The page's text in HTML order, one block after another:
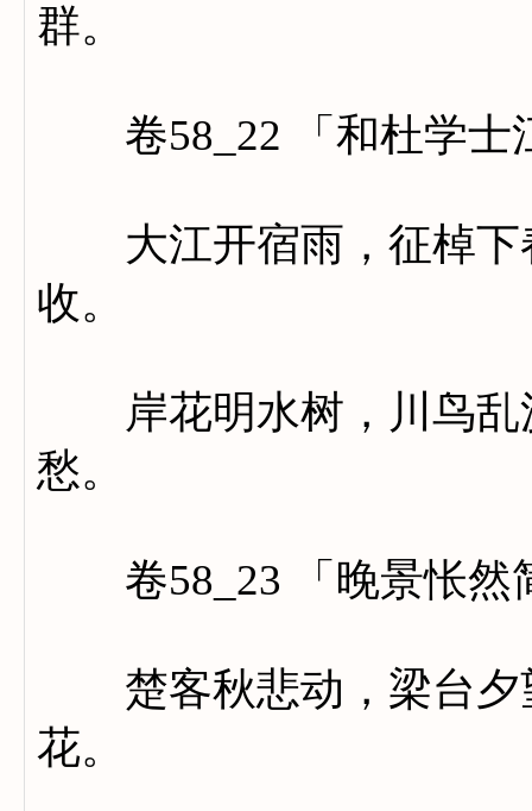
群。
卷58_22 「和杜学士
大江开宿雨，征棹下
收。
岸花明水树，川鸟乱
愁。
卷58_23 「晚景怅然
楚客秋悲动，梁台夕
花。